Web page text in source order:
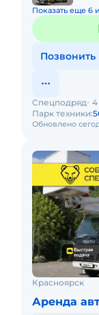
Показать еще 6
Позвонить
Обновлено
Спецподряд 4
Парк техники:
Красноярск
Аренда